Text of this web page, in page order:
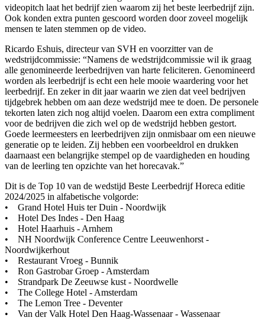
videopitch laat het bedrijf zien waarom zij het beste leerbedrijf zijn.
Ook konden extra punten gescoord worden door zoveel mogelijk
mensen te laten stemmen op de video.
Ricardo Eshuis, directeur van SVH en voorzitter van de
wedstrijdcommissie: “Namens de wedstrijdcommissie wil ik graag
alle genomineerde leerbedrijven van harte feliciteren. Genomineerd
worden als leerbedrijf is echt een hele mooie waardering voor het
leerbedrijf. En zeker in dit jaar waarin we zien dat veel bedrijven
tijdgebrek hebben om aan deze wedstrijd mee te doen. De personele
tekorten laten zich nog altijd voelen. Daarom een extra compliment
voor de bedrijven die zich wel op de wedstrijd hebben gestort.
Goede leermeesters en leerbedrijven zijn onmisbaar om een nieuwe
generatie op te leiden. Zij hebben een voorbeeldrol en drukken
daarnaast een belangrijke stempel op de vaardigheden en houding
van de leerling ten opzichte van het horecavak.”
Dit is de Top 10 van de wedstijd Beste Leerbedrijf Horeca editie
2024/2025 in alfabetische volgorde:
• Grand Hotel Huis ter Duin - Noordwijk
• Hotel Des Indes - Den Haag
• Hotel Haarhuis - Arnhem
• NH Noordwijk Conference Centre Leeuwenhorst -
Noordwijkerhout
• Restaurant Vroeg - Bunnik
• Ron Gastrobar Groep - Amsterdam
• Strandpark De Zeeuwse kust - Noordwelle
• The College Hotel - Amsterdam
• The Lemon Tree - Deventer
• Van der Valk Hotel Den Haag-Wassenaar - Wassenaar